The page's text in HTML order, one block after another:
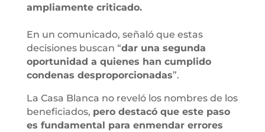
ampliamente criticado.
En un comunicado, señaló que estas
decisiones buscan “dar una segunda
oportunidad a quienes han cumplido
condenas desproporcionadas”.
La Casa Blanca no reveló los nombres de los
beneficiados, pero destacó que este paso
es fundamental para enmendar errores